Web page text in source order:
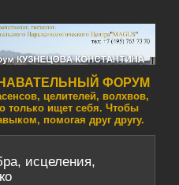
ФОРУМ
целителей, волхвов,
только ищет себя. Чтобы
помогая друг другу.
исцеления,